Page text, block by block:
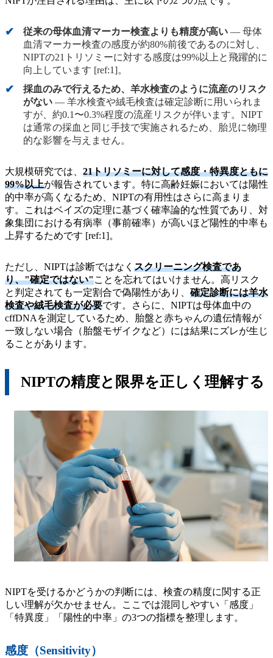
従来の母体血清マーカー検査よりも精度が高い ― 母体
血清マーカー検査の感度が約80%前後であるのに対し、
NIPTの21トリソミーに対する感度は99%以上と飛躍的に
向上しています [ref:1]。
採血のみで行えるため、羊水検査のように流産のリスク
がない ― 羊水検査や絨毛検査は確定診断に用いられま
すが、約0.1〜0.3%程度の流産リスクが伴います。NIPT
は通常の採血と同じ手技で実施されるため、胎児に物理
的な影響を与えません。
大規模研究では、 21トリソミーに対して感度・特異度ともに
99%以上が報告されています。特に高齢妊娠においては陽性
的中率が高くなるため、NIPTの有用性はさらに高まりま
す。これはベイズの定理に基づく確率論的な性質であり、対
象集団における有病率（事前確率）が高いほど陽性的中率も
上昇するためです [ref:1]。
ただし、NIPTは診断ではなく スクリーニング検査であ
り、"確定ではない"ことを忘れてはいけません。高リスク
と判定されても一定割合で偽陽性があり、 確定診断には羊水
検査や絨毛検査が必要です。さらに、NIPTは母体血中の
cffDNAを測定しているため、胎盤と赤ちゃんの遺伝情報が
一致しない場合（胎盤モザイクなど）には結果にズレが生じ
ることがあります。
NIPTの精度と限界を正しく理解する
NIPTを受けるかどうかの判断には、検査の精度に関する正
しい理解が欠かせません。ここでは混同しやすい「感度」
「特異度」「陽性的中率」の3つの指標を整理します。
感度（Sensitivity）